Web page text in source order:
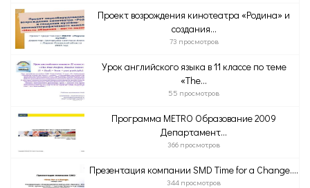
Проект возрождения кинотеатра «Родина» и
создания...
73 просмотров
Урок английского языка в 11 классе по теме
«The...
55 просмотров
Программа МЕТRО Образование 2009
Департамент...
366 просмотров
Презентация компании SMD Time for a Change....
344 просмотров